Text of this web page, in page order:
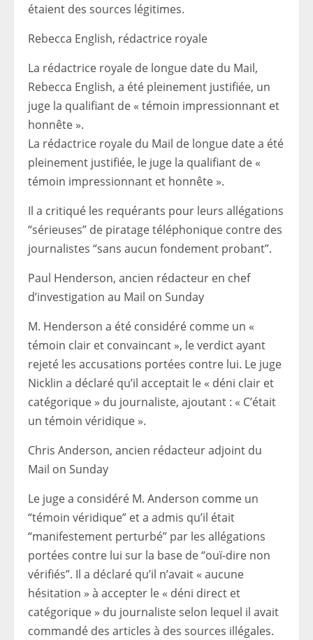
étaient des sources légitimes.
Rebecca English, rédactrice royale
La rédactrice royale de longue date du Mail,
Rebecca English, a été pleinement justifiée, un
juge la qualifiant de « témoin impressionnant et
honnête ».
La rédactrice royale du Mail de longue date a été
pleinement justifiée, le juge la qualifiant de «
témoin impressionnant et honnête ».
Il a critiqué les requérants pour leurs allégations
“sérieuses” de piratage téléphonique contre des
journalistes “sans aucun fondement probant”.
Paul Henderson, ancien rédacteur en chef
d’investigation au Mail on Sunday
M. Henderson a été considéré comme un «
témoin clair et convaincant », le verdict ayant
rejeté les accusations portées contre lui. Le juge
Nicklin a déclaré qu’il acceptait le « déni clair et
catégorique » du journaliste, ajoutant : « C’était
un témoin véridique ».
Chris Anderson, ancien rédacteur adjoint du
Mail on Sunday
Le juge a considéré M. Anderson comme un
“témoin véridique” et a admis qu’il était
“manifestement perturbé” par les allégations
portées contre lui sur la base de “ouï-dire non
vérifiés”. Il a déclaré qu’il n’avait « aucune
hésitation » à accepter le « déni direct et
catégorique » du journaliste selon lequel il avait
commandé des articles à des sources illégales.